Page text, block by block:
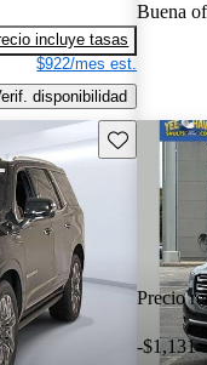
incluye tasas
$922/mes est.
disponibilidad
Buena
Guarda este
Precio
-$1,131